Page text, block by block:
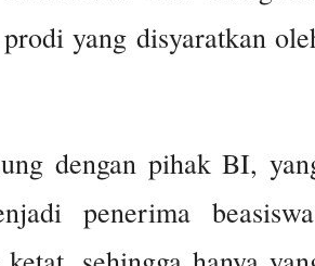
yang disyaratkan
dengan pihak BI,
penerima beasiswa